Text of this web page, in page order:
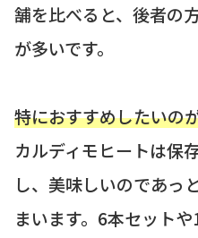
舗を比べると、後者の
が多いです。
特におすすめしたいの
カルディモヒートは保
し、美味しいのであっ
まいます。6本セット